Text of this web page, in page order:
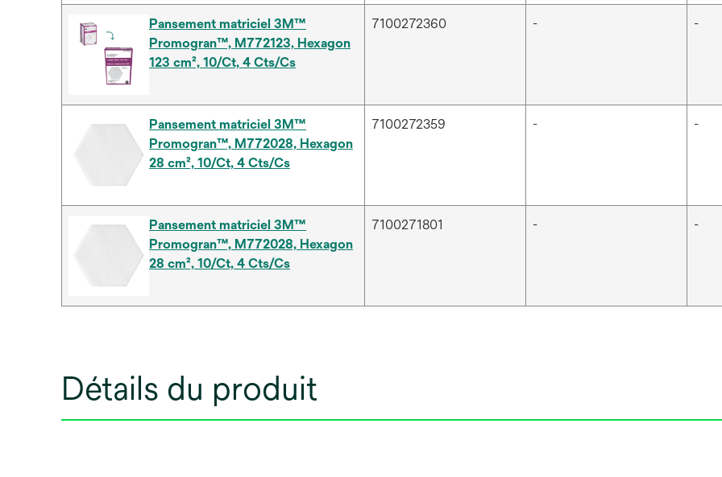
Pansement matriciel 3M™
Promogran™, M772123, Hexagon
123 cm², 10/Ct, 4 Cts/Cs
7100272360 - -
Pansement matriciel 3M™
Promogran™, M772028, Hexagon
28 cm², 10/Ct, 4 Cts/Cs
7100272359 - -
Pansement matriciel 3M™
Promogran™, M772028, Hexagon
28 cm², 10/Ct, 4 Cts/Cs
7100271801 - -
Détails du produit